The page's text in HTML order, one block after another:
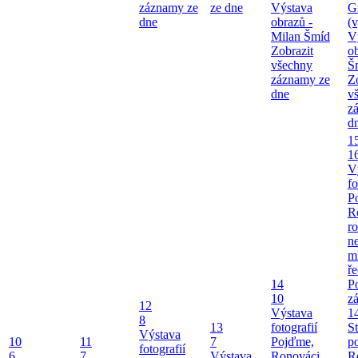
záznamy ze
dne
ze dne
Výstava
obrazů -
Milan Šmíd
Zobrazit
všechny
záznamy ze
dne
10
11
12
8
Výstava
fotografií
13
7
14
10
Výstava
fotografií
Pojďme,